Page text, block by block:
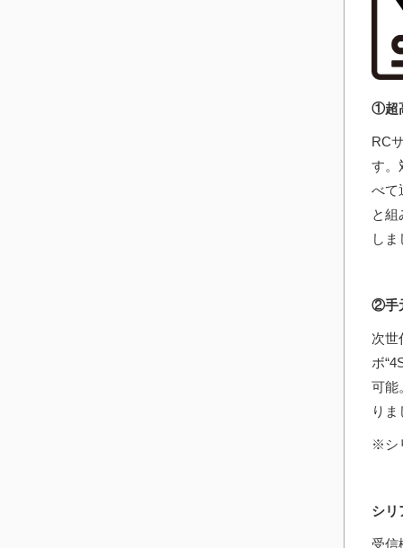
①超
RC
す。
べて
と
しま
②手
次世
ボ
可能
り
※シ
シリ
受信